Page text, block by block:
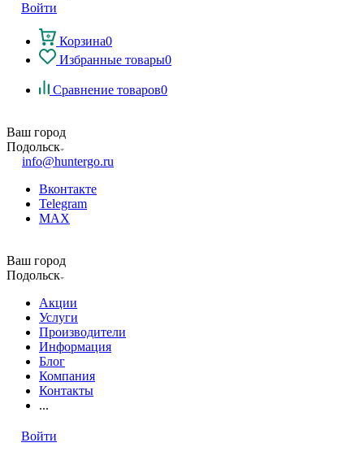
Войти
Корзина0
Избранные товары0
Сравнение товаров0
Ваш город
Подольск
info@huntergo.ru
Вконтакте
Telegram
MAX
Ваш город
Подольск
Акции
Услуги
Производители
Информация
Блог
Компания
Контакты
...
Войти